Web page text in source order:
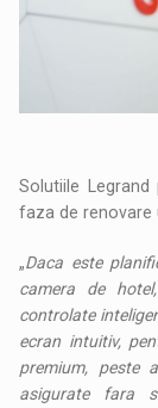
Solutiile
faza de renovare
„Daca este
camera de
controlate
ecran intuitiv,
premium, peste
asigurate fara